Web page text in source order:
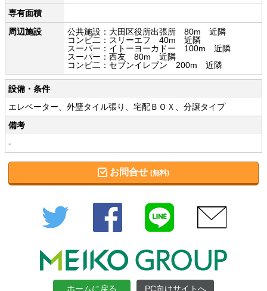
専有面積
周辺施設
公共施設：大田区役所出張所 80m 近隣
コンビ二：スリーエフ 40m 近隣
スーパー：イトーヨーカドー 100m 近隣
スーパー：西友 80m 近隣
コンビ二：セブンイレブン 200m 近隣
設備・条件
エレベーター、外壁タイル張り、宅配ＢＯＸ、分譲タイプ
備考
-
お問合せ (無料)
Twitter Facebook
ホームに戻る PC向けサイトへ